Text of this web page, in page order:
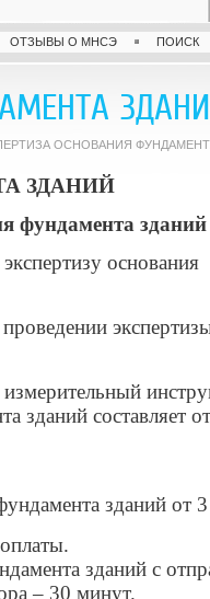
ОТЗЫВЫ О МНСЭ ПОИСК
ОСНОВАНИЯ
ЗДАНИЙ
фундамента зданий
основания
зданий составляет
зданий от
зданий с
– 30 минут.